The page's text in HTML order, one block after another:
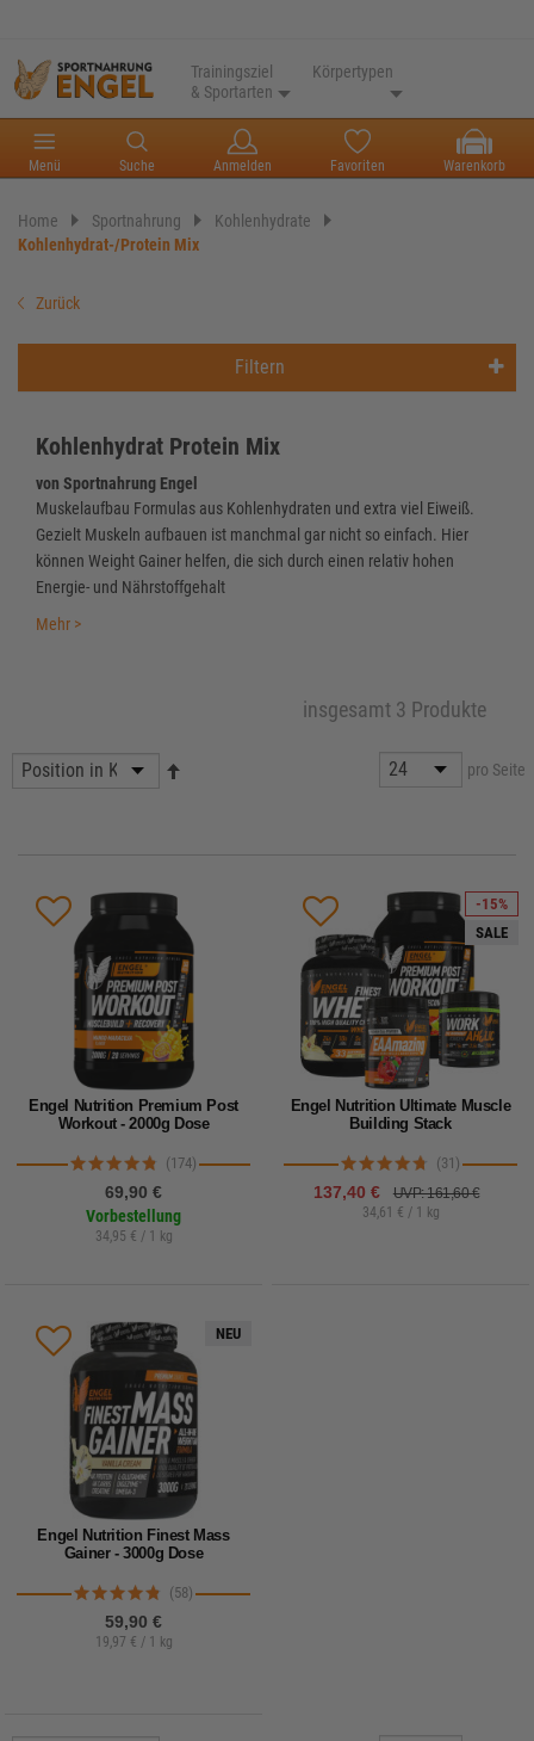
Trainingsziel
& Sportarten
Körpertypen
Menü Suche Anmelden Favoriten Warenkorb
Home Sportnahrung
Kohlenhydrate
Kohlenhydrat-/Protein Mix
Zurück
Filtern
Kohlenhydrat Protein Mix
von Sportnahrung Engel
Muskelaufbau Formulas aus Kohlenhydraten und extra viel Eiweiß.
Gezielt Muskeln aufbauen ist manchmal gar nicht so einfach. Hier
können Weight Gainer helfen, die sich durch einen relativ hohen
Energie- und Nährstoffgehalt
Mehr >
insgesamt 3 Produkte
pro Seite
Engel Nutrition Premium Post
Workout - 2000g Dose
(174)
69,90 €
Vorbestellung
34,95 € / 1 kg
-15%
SALE
Engel Nutrition Ultimate Muscle
Building Stack
(31)
137,40 €
UVP: 161,60 €
34,61 € / 1 kg
NEU
Engel Nutrition Finest Mass
Gainer - 3000g Dose
(58)
59,90 €
19,97 € / 1 kg